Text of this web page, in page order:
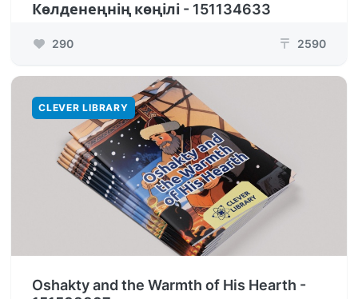
Көлденеңнің көңілі - 151134633
290 ₸ 2590
CLEVER LIBRARY
Oshakty and the Warmth of His Hearth -